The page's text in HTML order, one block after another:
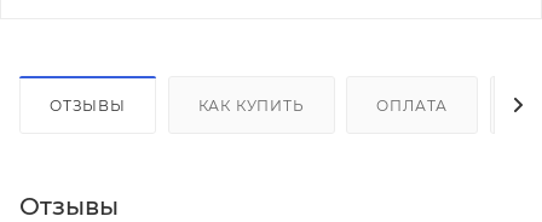
ОТЗЫВЫ КАК КУПИТЬ ОПЛАТА
Отзывы